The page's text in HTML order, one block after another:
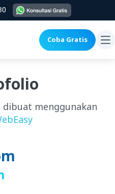
Coba Gratis
dibuat menggunakan